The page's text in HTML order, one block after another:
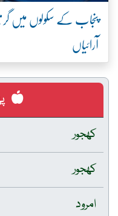
پنجاب کے سکولوں میں
آرائیاں
کھجور
کھجور
امرود